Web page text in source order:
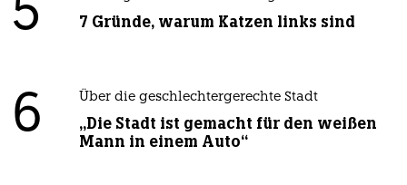
5 7 Gründe, warum Katzen links sind
6 Über die geschlechtergerechte Stadt
„Die Stadt ist gemacht für den weißen
Mann in einem Auto“